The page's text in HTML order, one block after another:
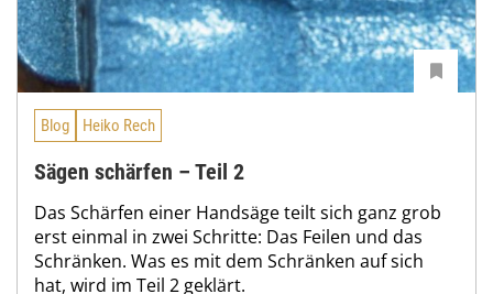
Blog Heiko Rech
Sägen schärfen – Teil 2
Das Schärfen einer Handsäge teilt sich ganz grob
erst einmal in zwei Schritte: Das Feilen und das
Schränken. Was es mit dem Schränken auf sich
hat, wird im Teil 2 geklärt.